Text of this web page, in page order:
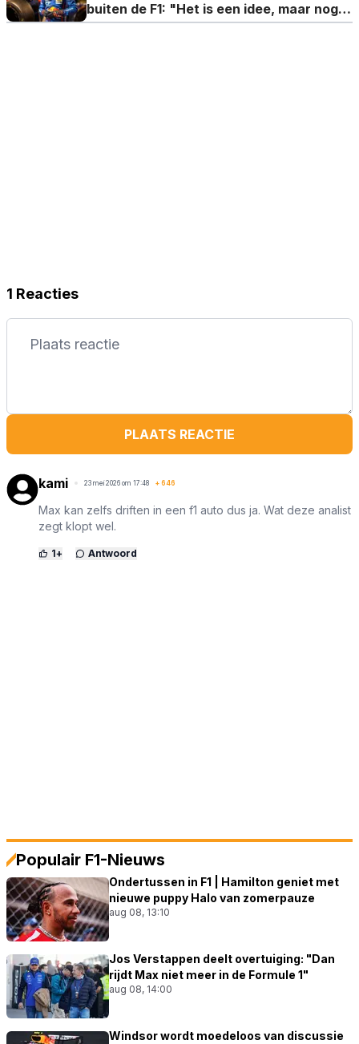
buiten de F1: "Het is een idee, maar nog
niet concreet"
1 Reacties
PLAATS REACTIE
kami 23 mei 2026 om 17:48 + 646
Max kan zelfs driften in een f1 auto dus ja. Wat deze analist
zegt klopt wel.
1+ Antwoord
Populair F1-Nieuws
Ondertussen in F1 | Hamilton geniet met
nieuwe puppy Halo van zomerpauze
aug 08, 13:10
Jos Verstappen deelt overtuiging: "Dan
rijdt Max niet meer in de Formule 1"
aug 08, 14:00
Windsor wordt moedeloos van discussie